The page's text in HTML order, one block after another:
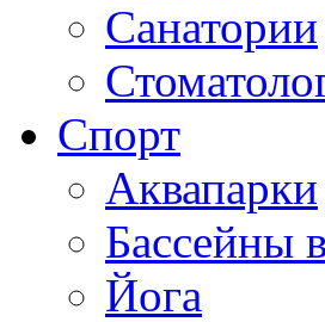
Санатории
Спорт
Аквапарки
Бассейны
Йога